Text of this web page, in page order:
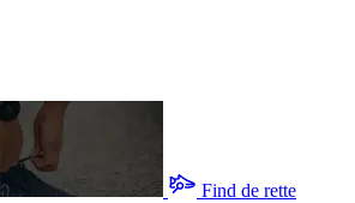
Find de rette